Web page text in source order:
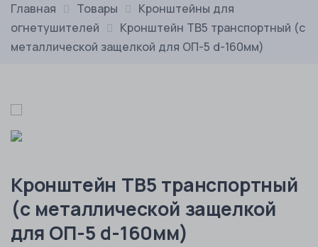
Главная Товары
Кронштейны для
огнетушителей
Кронштейн ТВ5 транспортный (с
металлической защелкой для ОП-5 d-160мм)
Кронштейн ТВ5 транспортный
(с металлической защелкой
для ОП-5 d-160мм)